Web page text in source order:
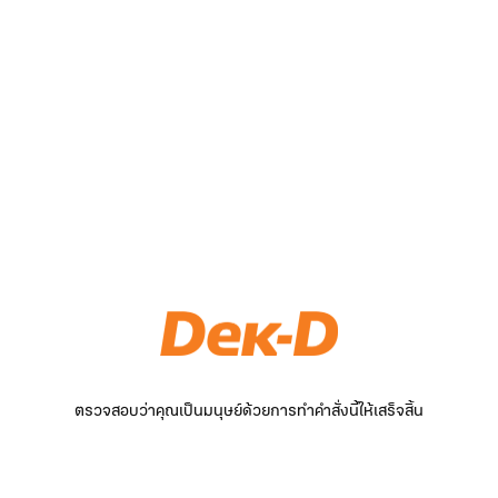
ตรวจสอบว่าคุณเป็นมนุษย์ด้วยการทำคำสั่งนี้ให้เสร็จสิ้น